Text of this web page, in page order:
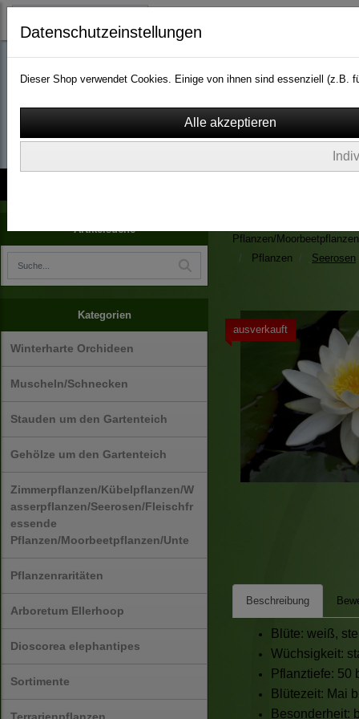
wassergarten-
Artikelsuche
Kategorien
Winterharte Orchideen
Muscheln/Schnecken
Stauden um den Gartenteich
Gehölze um den Gartenteich
Zimmerpflanzen/Kübelpflanzen/W
asserpflanzen/Seerosen/Fleischfr
essende
Pflanzen/Moorbeetpflanzen/Unte
Pflanzenraritäten
Arboretum Ellerhoop
Dioscorea elephantipes
Sortimente
Pflanzen/
Pflanzen
Seerosen
ausverkauft
Beschreibung
Blüte: weiß,
Wüchsigkeit:
Pflanztiefe: 50
Blütezeit: Mai
Besonderheit:
Datenschutzeinstellungen
Dieser Shop verwendet Cookies. Einige von ihnen sind essenziell (z.B.